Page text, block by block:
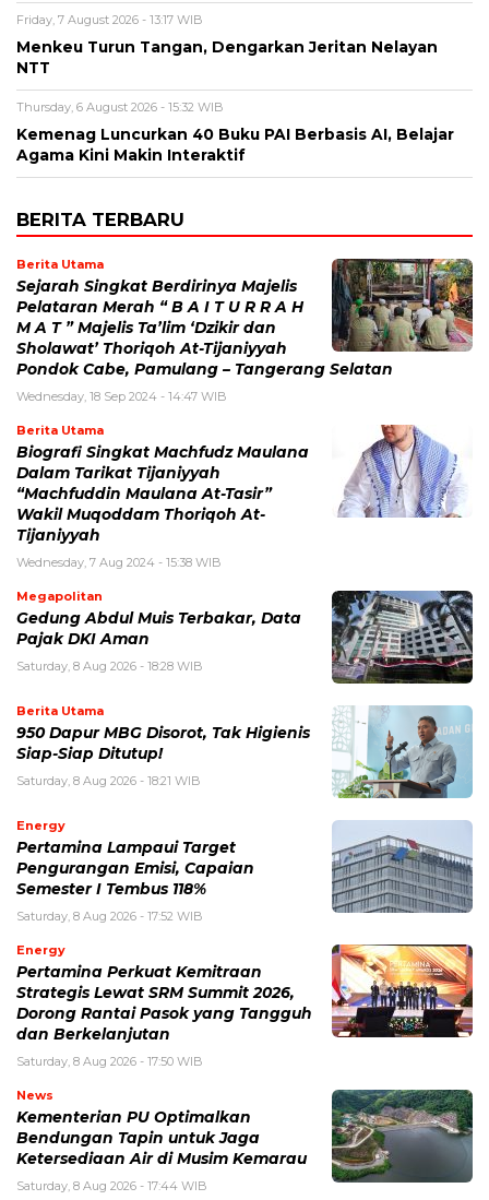
Friday, 7 August 2026 - 13:17 WIB
Menkeu Turun Tangan, Dengarkan Jeritan Nelayan
NTT
Thursday, 6 August 2026 - 15:32 WIB
Kemenag Luncurkan 40 Buku PAI Berbasis AI, Belajar
Agama Kini Makin Interaktif
BERITA TERBARU
Berita Utama
Sejarah Singkat Berdirinya Majelis
Pelataran Merah “ B A I T U R R A H
M A T ” Majelis Ta’lim ‘Dzikir dan
Sholawat’ Thoriqoh At-Tijaniyyah
Pondok Cabe, Pamulang – Tangerang Selatan
Wednesday, 18 Sep 2024 - 14:47 WIB
Berita Utama
Biografi Singkat Machfudz Maulana
Dalam Tarikat Tijaniyyah
“Machfuddin Maulana At-Tasir”
Wakil Muqoddam Thoriqoh At-
Tijaniyyah
Wednesday, 7 Aug 2024 - 15:38 WIB
Megapolitan
Gedung Abdul Muis Terbakar, Data
Pajak DKI Aman
Saturday, 8 Aug 2026 - 18:28 WIB
Berita Utama
950 Dapur MBG Disorot, Tak Higienis
Siap-Siap Ditutup!
Saturday, 8 Aug 2026 - 18:21 WIB
Energy
Pertamina Lampaui Target
Pengurangan Emisi, Capaian
Semester I Tembus 118%
Saturday, 8 Aug 2026 - 17:52 WIB
Energy
Pertamina Perkuat Kemitraan
Strategis Lewat SRM Summit 2026,
Dorong Rantai Pasok yang Tangguh
dan Berkelanjutan
Saturday, 8 Aug 2026 - 17:50 WIB
News
Kementerian PU Optimalkan
Bendungan Tapin untuk Jaga
Ketersediaan Air di Musim Kemarau
Saturday, 8 Aug 2026 - 17:44 WIB